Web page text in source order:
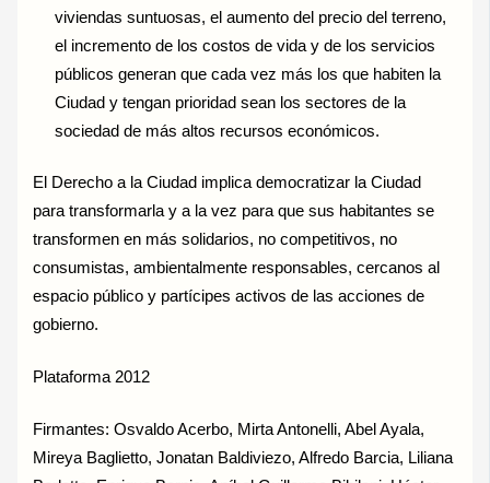
viviendas suntuosas, el aumento del precio del terreno,
el incremento de los costos de vida y de los servicios
públicos generan que cada vez más los que habiten la
Ciudad y tengan prioridad sean los sectores de la
sociedad de más altos recursos económicos.
El Derecho a la Ciudad implica democratizar la Ciudad
para transformarla y a la vez para que sus habitantes se
transformen en más solidarios, no competitivos, no
consumistas, ambientalmente responsables, cercanos al
espacio público y partícipes activos de las acciones de
gobierno.
Plataforma 2012
Firmantes: Osvaldo Acerbo, Mirta Antonelli, Abel Ayala,
Mireya Baglietto, Jonatan Baldiviezo, Alfredo Barcia, Liliana